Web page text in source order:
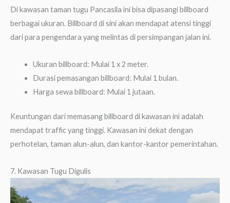
Di kawasan taman tugu Pancasila ini bisa dipasangi billboard
berbagai ukuran. Billboard di sini akan mendapat atensi tinggi
dari para pengendara yang melintas di persimpangan jalan ini.
Ukuran billboard: Mulai 1 x 2 meter.
Durasi pemasangan billboard: Mulai 1 bulan.
Harga sewa billboard: Mulai 1 jutaan.
Keuntungan dari memasang billboard di kawasan ini adalah
mendapat traffic yang tinggi. Kawasan ini dekat dengan
perhotelan, taman alun-alun, dan kantor-kantor pemerintahan.
7. Kawasan Tugu Digulis